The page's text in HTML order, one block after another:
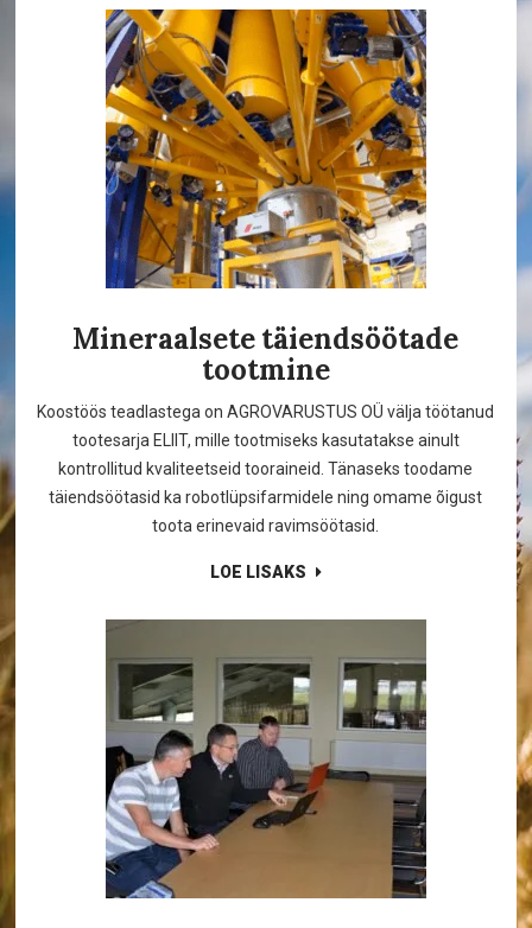
Mineraalsete täiendsöötade
tootmine
Koostöös teadlastega on AGROVARUSTUS OÜ välja töötanud
tootesarja ELIIT, mille tootmiseks kasutatakse ainult
kontrollitud kvaliteetseid tooraineid. Tänaseks toodame
täiendsöötasid ka robotlüpsifarmidele ning omame õigust
toota erinevaid ravimsöötasid.
LOE LISAKS